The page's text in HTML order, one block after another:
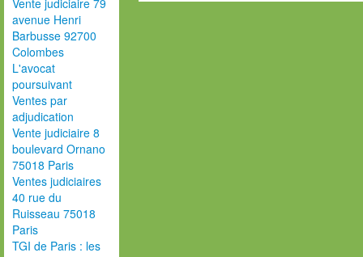
Vente judiciaire 79
avenue Henri
Barbusse 92700
Colombes
L'avocat
poursuivant
Ventes par
adjudication
Vente judiciaire 8
boulevard Ornano
75018 Paris
Ventes judiciaires
40 rue du
Ruisseau 75018
Paris
TGI de Paris : les